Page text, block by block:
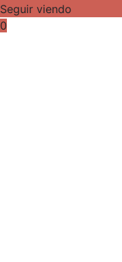
Seguir viendo
0